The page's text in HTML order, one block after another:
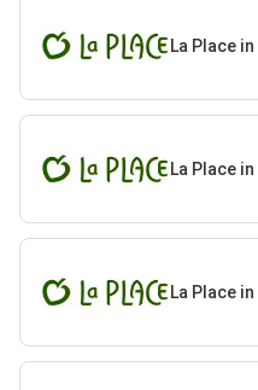
La Place in
La Place
La Place